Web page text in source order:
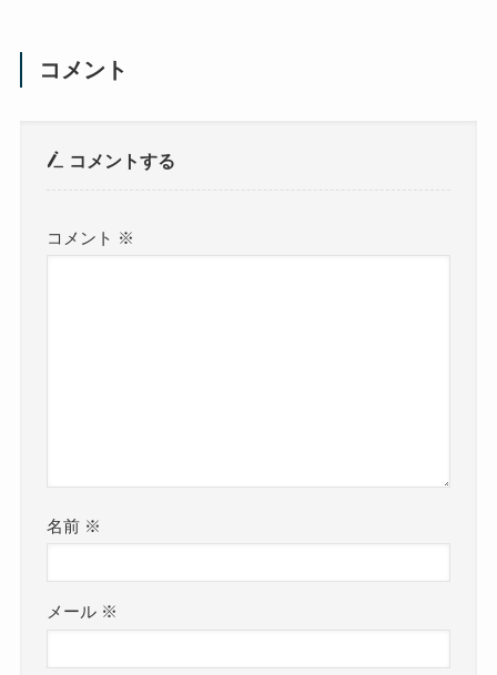
コメント
コメントする
コメント ※
名前 ※
メール ※